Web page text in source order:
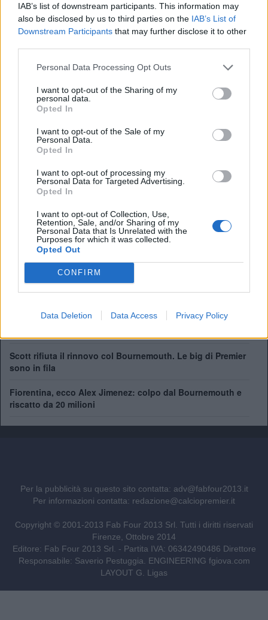
IAB’s list of downstream participants. This information may
also be disclosed by us to third parties on the IAB’s List of
Downstream Participants that may further disclose it to other
Personal Data Processing Opt Outs
I want to opt-out of the Sharing of my
personal data.
Opted In
I want to opt-out of the Sale of my
Personal Data.
Opted In
I want to opt-out of processing my
Personal Data for Targeted Advertising.
Opted In
I want to opt-out of Collection, Use,
Retention, Sale, and/or Sharing of my
Personal Data that Is Unrelated with the
Purposes for which it was collected.
Opted Out
CONFIRM
Data Deletion Data Access Privacy Policy
Anno di Fondazione:1890 come Boscombe St John's Institute FC
Stadio:Dean Court (11.700)
Presidente: Bill Foley
Manager:Andoni Iraola
Lo voleva il Milan, ma andrà al Bournemouth. Le cifre ed i
dettagli per Antonio Silva
Assalto del Barcellona per Junior Kroupi: il Bournemouth
frena tutto
Muro Bournemouth: no a 64 milioni dal Chelsea per Scott.
Scott rifiuta il rinnovo col Bournemouth. Le big di Premier
sono in fila
Fiorentina, ecco Alex Jimenez: colpo dal Bournemouth e
riscatto da 20 milioni
Per la pubblicità su questo sito contatta: adv@fabfour2013.it
Per informazioni contatta: redazione@calciopremier.it
Copyright © 2001-2013 Fab Four 2013 Srl. Tutti i diritti riservati
Firenze, Ottobre 2014
Editore: Fab Four 2013 Srl. - Partita IVA: 06342490486 Direttore
Responsabile: Saverio Pestuggia. ENGINEERING fgiova.com
LAYOUT G. Ligas